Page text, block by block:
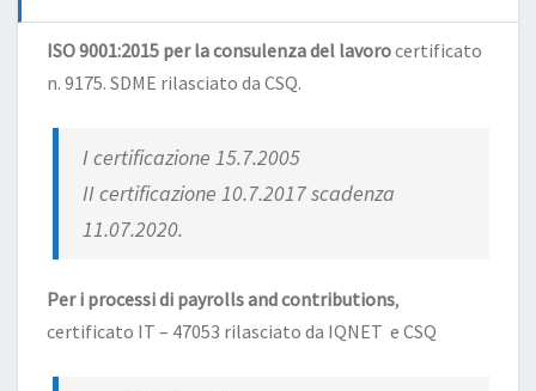
ISO 9001:2015 per la consulenza del lavorocertificato
n. 9175. SDME rilasciato da CSQ.
I certificazione 15.7.2005
II certificazione 10.7.2017 scadenza
11.07.2020.
Per i processi di payrolls and contributions,
certificato IT – 47053 rilasciato da IQNET e CSQ